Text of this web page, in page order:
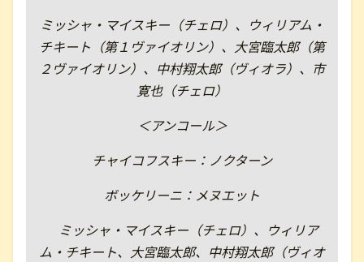
ミッシャ・マイスキー（チェロ）、ウィリアム・
チキート（第１ヴァイオリン）、大宮臨太郎（第
２ヴァイオリン）、中村翔太郎（ヴィオラ）、市
寛也（チェロ）
＜アンコール＞
チャイコフスキー：ノクターン
ボッケリーニ：メヌエット
ミッシャ・マイスキー（チェロ）、ウィリア
ム・チキート、大宮臨太郎、中村翔太郎（ヴィオ